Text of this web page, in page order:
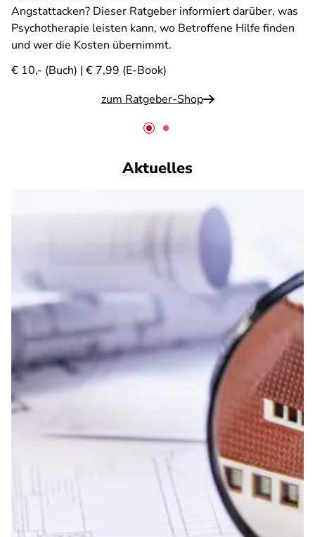
Angstattacken? Dieser Ratgeber informiert darüber, was
Psychotherapie leisten kann, wo Betroffene Hilfe finden
und wer die Kosten übernimmt.
€ 10,- (Buch) | € 7,99 (E-Book)
zum Ratgeber-Shop
Aktuelles